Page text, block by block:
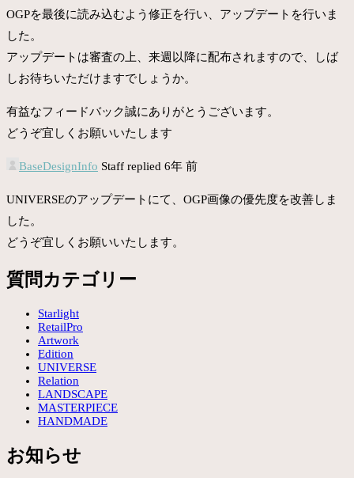
OGPを最後に読み込むよう修正を行い、アップデートを行いま
した。
アップデートは審査の上、来週以降に配布されますので、しば
しお待ちいただけますでしょうか。
有益なフィードバック誠にありがとうございます。
どうぞ宜しくお願いいたします
BaseDesignInfo Staff replied 6年 前
UNIVERSEのアップデートにて、OGP画像の優先度を改善しま
した。
どうぞ宜しくお願いいたします。
質問カテゴリー
Starlight
RetailPro
Artwork
Edition
UNIVERSE
Relation
LANDSCAPE
MASTERPIECE
HANDMADE
お知らせ